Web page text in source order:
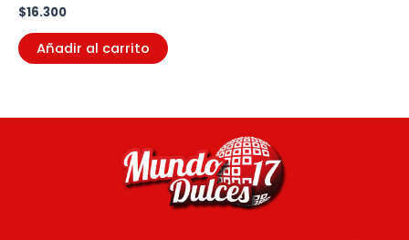
$16.300
Añadir al carrito